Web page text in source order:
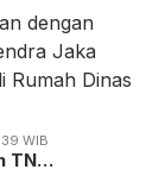
WIB
TN…